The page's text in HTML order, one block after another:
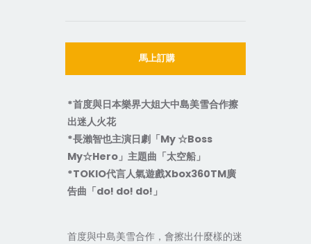
馬上訂購
*首度與日本樂界大姐大中島美雪合作擦
出迷人火花
*長瀨智也主演日劇「My ☆Boss
My☆Hero」主題曲「太空船」
*TOKIO代言人氣遊戲Xbox360TM廣
告曲「do! do! do!」
首度與中島美雪合作，會擦出什麼樣的迷